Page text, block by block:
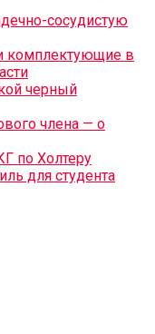
сосудистую
комплектующие в
черный
члена — о
по Холтеру
для студента